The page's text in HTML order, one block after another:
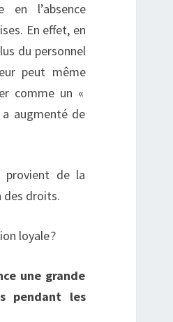
l’absence
En effet, en
du personnel
peut même
comme un «
augmenté de
provient de la
des droits.
loyale ?
une grande
pendant les